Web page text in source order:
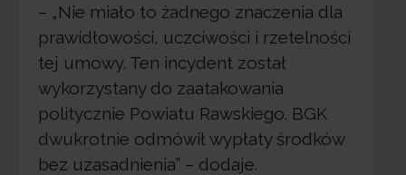
– „Nie miało to żadnego znaczenia dla
prawidłowości, uczciwości i rzetelności
tej umowy. Ten incydent został
wykorzystany do zaatakowania
politycznie Powiatu Rawskiego. BGK
dwukrotnie odmówił wypłaty środków
bez uzasadnienia” – dodaje.